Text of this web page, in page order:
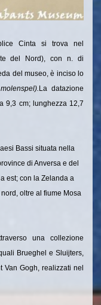
Cinta si trova nel
del Nord), con n. di
del museo, è inciso lo
molenspel). La datazione
9,3 cm; lunghezza 12,7
Bassi situata nella
di Anversa e del
est; con la Zelanda a
oltre al fiume Mosa
una collezione
Brueghel e Sluijters,
Van Gogh, realizzati nel